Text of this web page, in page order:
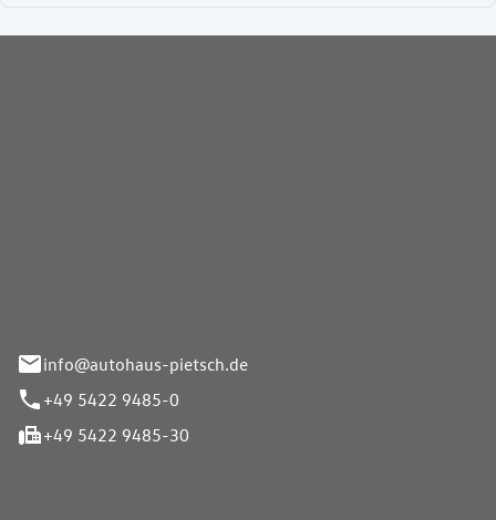
info@autohaus-pietsch.de
+49 5422 9485-0
+49 5422 9485-30